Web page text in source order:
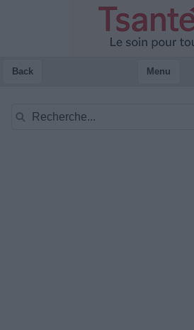
Back Menu